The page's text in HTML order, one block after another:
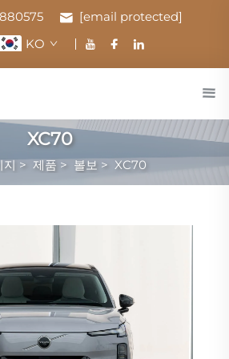
[email protected]
KO
XC70
지 > 제품 > 볼보 > XC70